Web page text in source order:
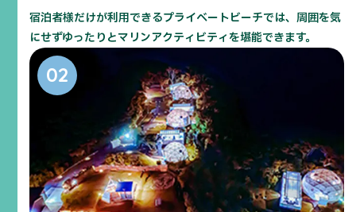
宿泊者様だけが利用できるプライベートビーチでは、周囲を気
にせずゆったりとマリンアクティビティを堪能できます。